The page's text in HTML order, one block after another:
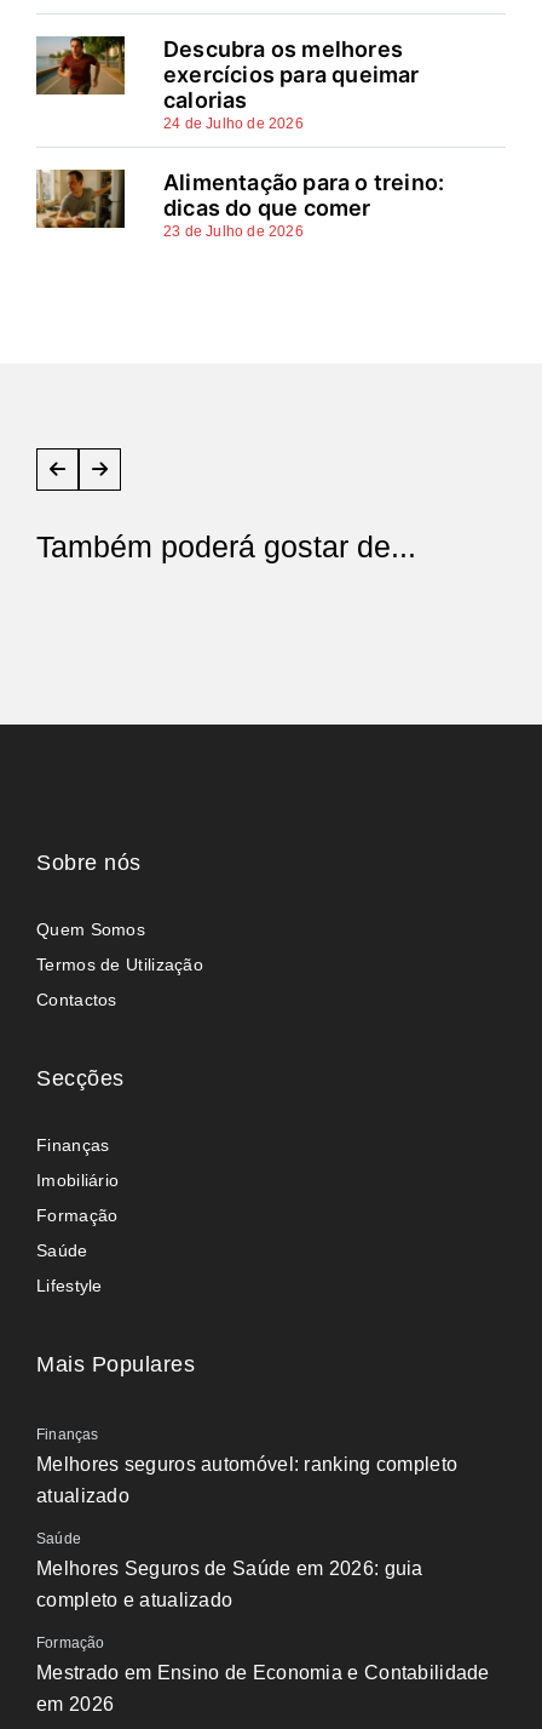
Descubra os melhores
exercícios para queimar
calorias
24 de Julho de 2026
Alimentação para o treino:
dicas do que comer
23 de Julho de 2026
Também poderá gostar de...
Sobre nós
Quem Somos
Termos de Utilização
Contactos
Secções
Finanças
Imobiliário
Formação
Saúde
Lifestyle
Mais Populares
Finanças
Melhores seguros automóvel: ranking completo
atualizado
Saúde
Melhores Seguros de Saúde em 2026: guia
completo e atualizado
Formação
Mestrado em Ensino de Economia e Contabilidade
em 2026